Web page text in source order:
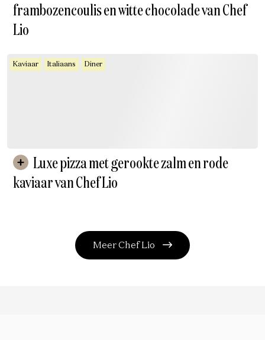
frambozencoulis en witte chocolade van Chef
Lio
Kaviaar Italiaans Diner
kaviaar van Chef Lio
Meer Chef Lio